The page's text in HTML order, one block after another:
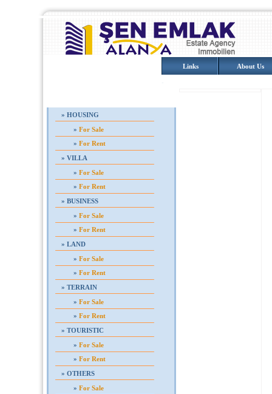
Links About Us
» HOUSING
» For Sale
» For Rent
» VILLA
» For Sale
» For Rent
» BUSINESS
» For Sale
» For Rent
» LAND
» For Sale
» For Rent
» TERRAIN
» For Sale
» For Rent
» TOURISTIC
» For Sale
» For Rent
» OTHERS
» For Sale